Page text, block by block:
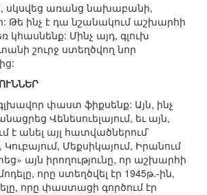
սկսվեց առանց նախաբանի,
Թե ինչ է դա նշանակում աշխարհի
կհասնենք: Մինչ այդ, գլուխ
շուրջ ստեղծվող նոր
փաստ ֆիքսենք: Այն, ինչ
Վենեսուելայում, եւ այն,
է անել այլ հատվածներում`
Կուբայում, Մեքսիկայում, Իրանում
այն իրողությունը, որ աշխարհի
որը ստեղծվել էր 1945թ.-ին,
որը փաստացի գործում էր